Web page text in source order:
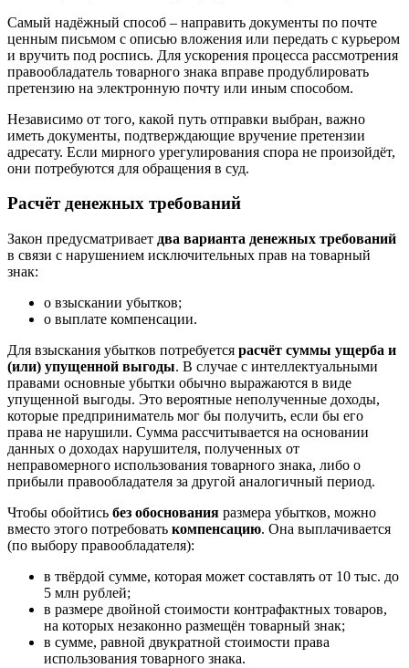
Самый надёжный способ – направить документы по почте
ценным письмом с описью вложения или передать с курьером
и вручить под роспись. Для ускорения процесса рассмотрения
правообладатель товарного знака вправе продублировать
претензию на электронную почту или иным способом.
Независимо от того, какой путь отправки выбран, важно
иметь документы, подтверждающие вручение претензии
адресату. Если мирного урегулирования спора не произойдёт,
они потребуются для обращения в суд.
Расчёт денежных требований
Закон предусматривает два варианта денежных требований
в связи с нарушением исключительных прав на товарный
знак:
о взыскании убытков;
о выплате компенсации.
Для взыскания убытков потребуется расчёт суммы ущерба и
(или) упущенной выгоды. В случае с интеллектуальными
правами основные убытки обычно выражаются в виде
упущенной выгоды. Это вероятные неполученные доходы,
которые предприниматель мог бы получить, если бы его
права не нарушили. Сумма рассчитывается на основании
данных о доходах нарушителя, полученных от
неправомерного использования товарного знака, либо о
прибыли правообладателя за другой аналогичный период.
Чтобы обойтись без обоснования размера убытков, можно
вместо этого потребовать компенсацию. Она выплачивается
(по выбору правообладателя):
в твёрдой сумме, которая может составлять от 10 тыс. до
5 млн рублей;
в размере двойной стоимости контрафактных товаров,
на которых незаконно размещён товарный знак;
в сумме, равной двукратной стоимости права
использования товарного знака.